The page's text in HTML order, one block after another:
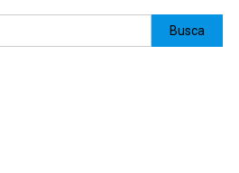
Busca